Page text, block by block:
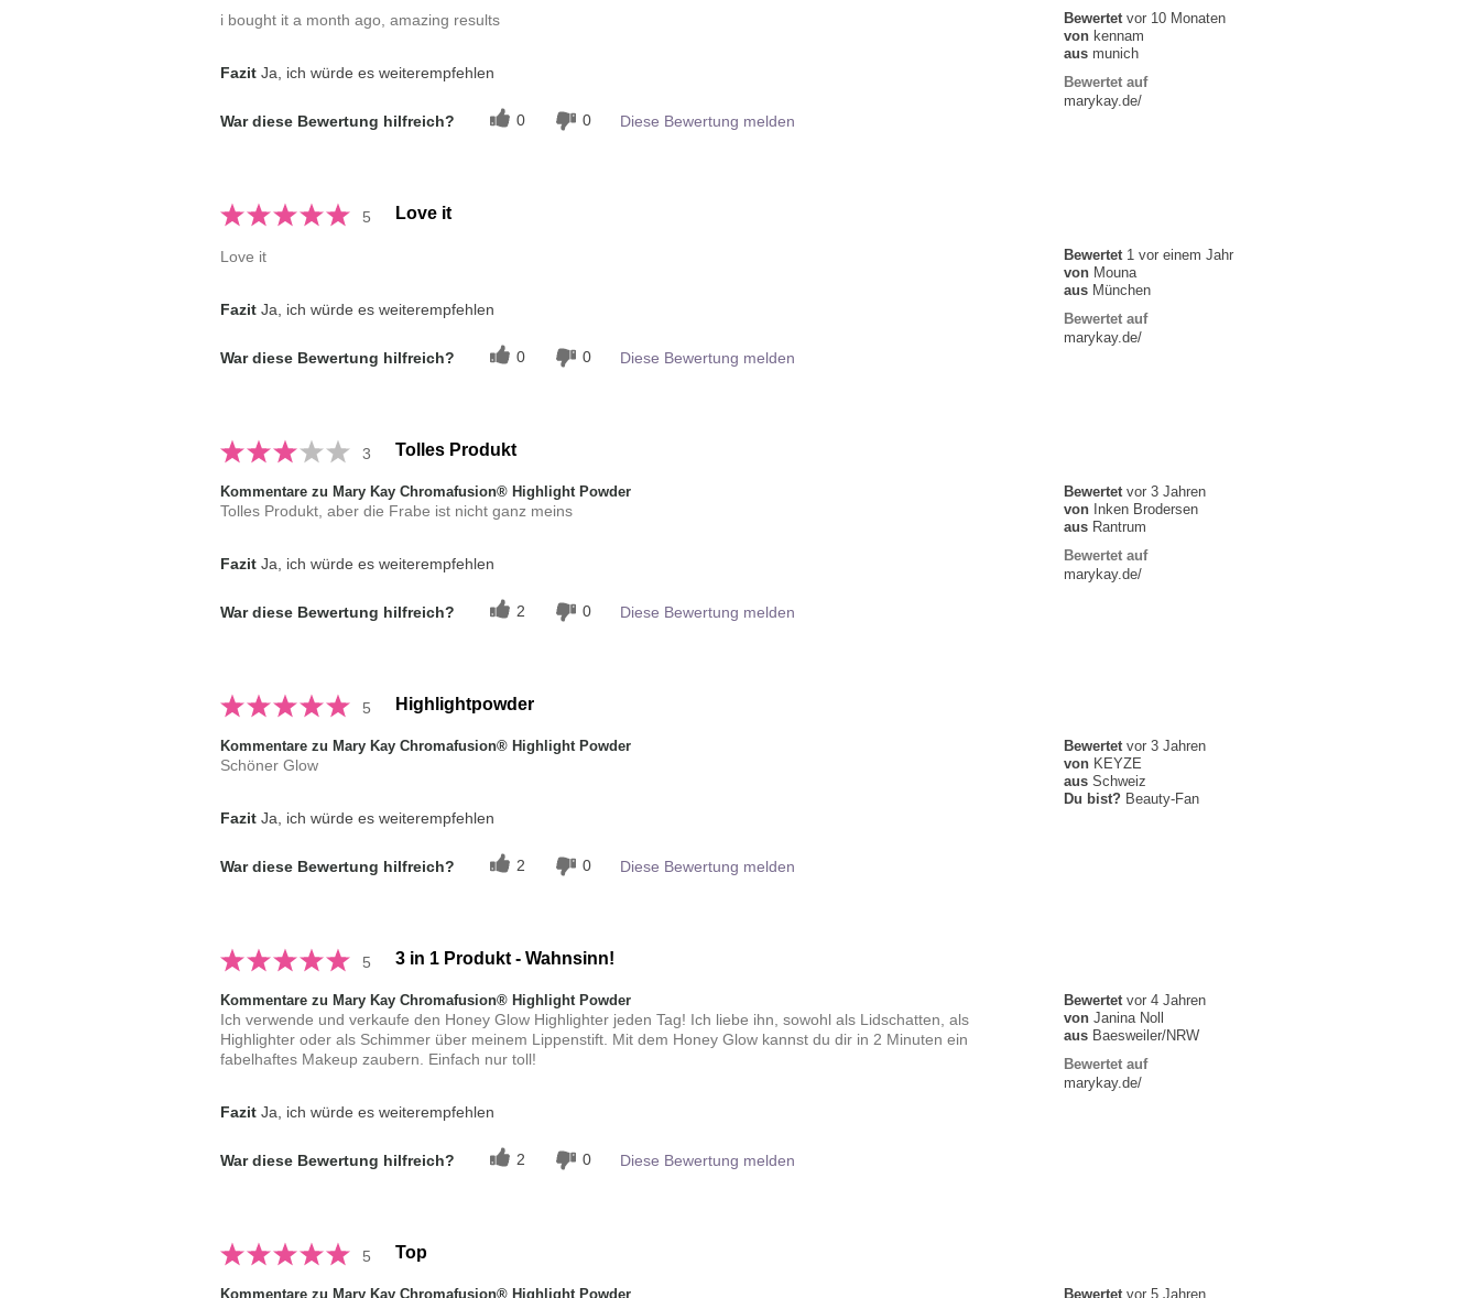
Bewertetvor 10 Monaten
von kennam
aus munich
Bewertet auf
marykay.de/
i bought it a month ago, amazing results
FazitJa, ich würde es weiterempfehlen
War diese Bewertung hilfreich? 0 0 Diese Bewertung melden
5 Love it
Bewertet 1 vor einem Jahr
von Mouna
aus München
Bewertet auf
marykay.de/
Love it
FazitJa, ich würde es weiterempfehlen
War diese Bewertung hilfreich? 0 0 Diese Bewertung melden
3 Tolles Produkt
Bewertetvor 3 Jahren
von Inken Brodersen
aus Rantrum
Bewertet auf
marykay.de/
Kommentare zu Mary Kay Chromafusion® Highlight Powder
Tolles Produkt, aber die Frabe ist nicht ganz meins
FazitJa, ich würde es weiterempfehlen
War diese Bewertung hilfreich? 2 0 Diese Bewertung melden
5 Highlightpowder
Bewertetvor 3 Jahren
von KEYZE
aus Schweiz
Du bist? Beauty-Fan
Kommentare zu Mary Kay Chromafusion® Highlight Powder
Schöner Glow
FazitJa, ich würde es weiterempfehlen
War diese Bewertung hilfreich? 2 0 Diese Bewertung melden
5 3 in 1 Produkt - Wahnsinn!
Bewertetvor 4 Jahren
von Janina Noll
aus Baesweiler/NRW
Bewertet auf
marykay.de/
Kommentare zu Mary Kay Chromafusion® Highlight Powder
Ich verwende und verkaufe den Honey Glow Highlighter jeden Tag! Ich liebe ihn, sowohl als Lidschatten, als
Highlighter oder als Schimmer über meinem Lippenstift. Mit dem Honey Glow kannst du dir in 2 Minuten ein
fabelhaftes Makeup zaubern. Einfach nur toll!
FazitJa, ich würde es weiterempfehlen
War diese Bewertung hilfreich? 2 0 Diese Bewertung melden
5 Top
Bewertetvor 5 Jahren
Kommentare zu Mary Kay Chromafusion® Highlight Powder